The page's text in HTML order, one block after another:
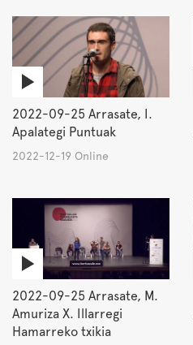
2022-09-25 Arrasate, I.
Apalategi Puntuak
2022-12-19 Online
2022-09-25 Arrasate, M.
Amuriza X. Illarregi
Hamarreko txikia